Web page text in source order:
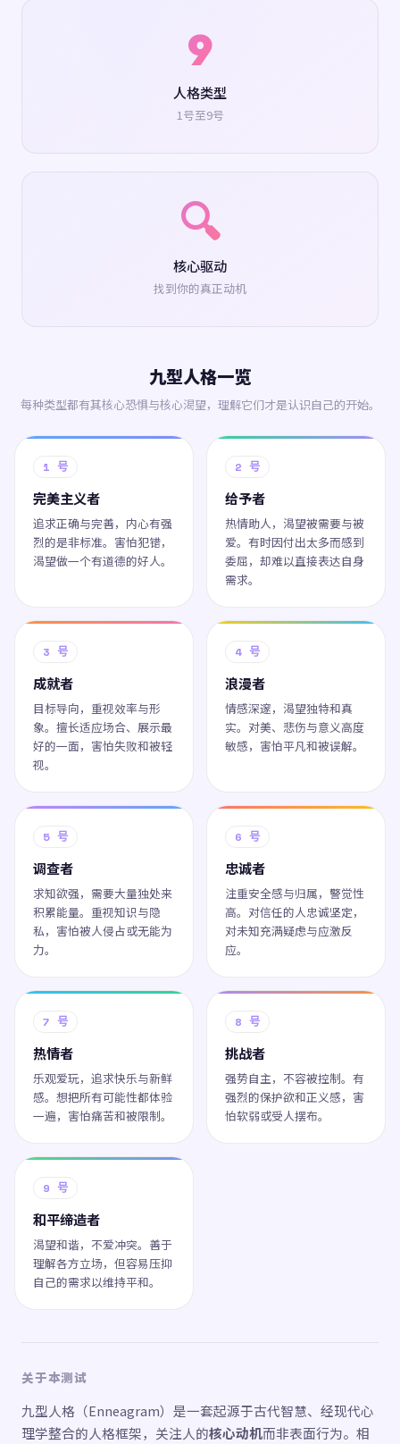
9
人格类型
1号至9号
🔍
核心驱动
找到你的真正动机
九型人格一览
每种类型都有其核心恐惧与核心渴望，理解它们才是认识自己的开始。
1 号
完美主义者
追求正确与完善，内心有强
烈的是非标准。害怕犯错，
渴望做一个有道德的好人。
2 号
给予者
热情助人，渴望被需要与被
爱。有时因付出太多而感到
委屈，却难以直接表达自身
需求。
3 号
成就者
目标导向，重视效率与形
象。擅长适应场合、展示最
好的一面，害怕失败和被轻
视。
4 号
浪漫者
情感深邃，渴望独特和真
实。对美、悲伤与意义高度
敏感，害怕平凡和被误解。
5 号
调查者
求知欲强，需要大量独处来
积累能量。重视知识与隐
私，害怕被人侵占或无能为
力。
6 号
忠诚者
注重安全感与归属，警觉性
高。对信任的人忠诚坚定，
对未知充满疑虑与应激反
应。
7 号
热情者
乐观爱玩，追求快乐与新鲜
感。想把所有可能性都体验
一遍，害怕痛苦和被限制。
8 号
挑战者
强势自主，不容被控制。有
强烈的保护欲和正义感，害
怕软弱或受人摆布。
9 号
和平缔造者
渴望和谐，不爱冲突。善于
理解各方立场，但容易压抑
自己的需求以维持平和。
关于本测试
九型人格（Enneagram）是一套起源于古代智慧、经现代心
理学整合的人格框架，关注人的核心动机而非表面行为。相